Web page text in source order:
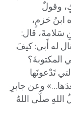
وقولٌ
ابنُ حَزمٍ،
سَلامةَ، قال:
له أَبي: كيفَ
المكتوبةَ؟
تَدْعونَها
وعن جابرِ
صلَّى اللهُ